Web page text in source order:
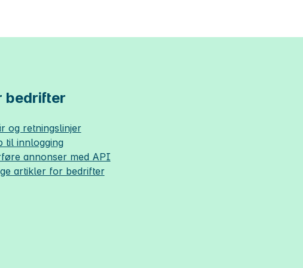
bedrifter
og retningslinjer
til innlogging
annonser med API
artikler for bedrifter